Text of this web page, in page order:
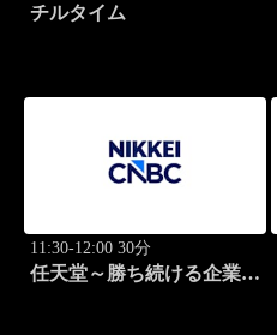
チルタイム
11:30-12:00 30分
任天堂～勝ち続ける企業の